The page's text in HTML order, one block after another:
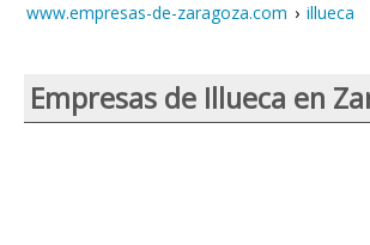
www.empresas-de-zaragoza.com › illueca
Empresas de Illueca en